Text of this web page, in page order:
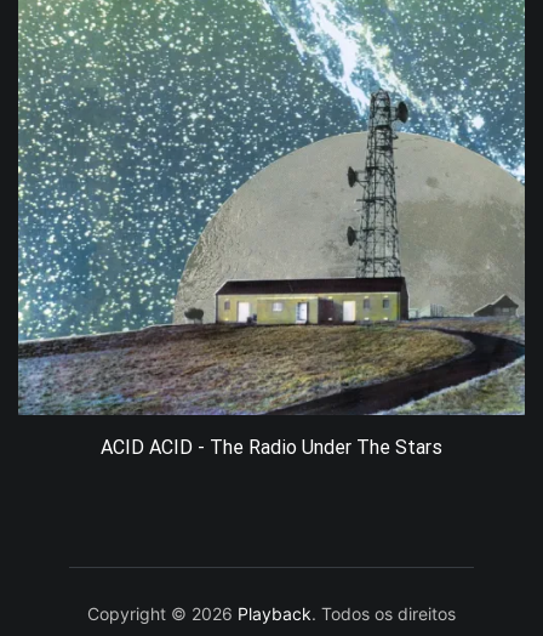
ACID ACID - The Radio Under The Stars
Copyright © 2026 Playback. Todos os direitos